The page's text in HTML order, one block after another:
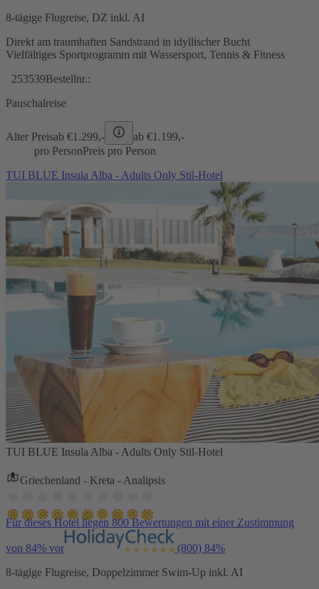
8-tägige Flugreise, DZ inkl. AI
Direkt am traumhaften Sandstrand in idyllischer Bucht
Vielfältiges Sportprogramm mit Wassersport, Tennis & Fitness
253539Bestellnr.:
Pauschalreise
Alter Preisab €1.299,- ab €1.199,-
pro PersonPreis pro Person
TUI BLUE Insula Alba - Adults Only Stil-Hotel
TUI BLUE Insula Alba - Adults Only Stil-Hotel
Griechenland - Kreta - Analipsis
Für dieses Hotel liegen 800 Bewertungen mit einer Zustimmung
von 84% vor (800) 84%
8-tägige Flugreise, Doppelzimmer Swim-Up inkl. AI